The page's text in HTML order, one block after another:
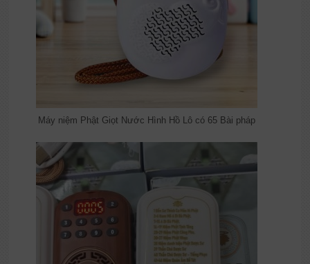
Máy niệm Phật Giọt Nước Hình Hồ Lô có 65 Bài pháp